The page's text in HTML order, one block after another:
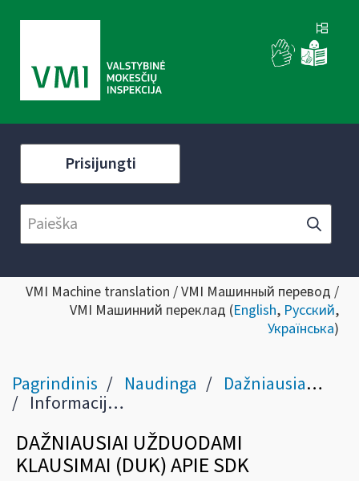
Prisijungti
VMI Machine translation / VMI Машинный перевод /
VMI Машинний переклад (English, Русский,
Українська)
Pagrindinis Naudinga Dažniausiai užduodami klausimai
Informacija apie SDK, susijusi su VMI vykdoma kontrole
DAŽNIAUSIAI UŽDUODAMI
KLAUSIMAI (DUK) APIE SDK